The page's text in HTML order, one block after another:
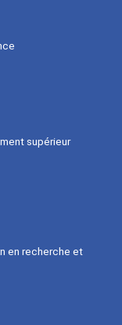
supérieur
en recherche et